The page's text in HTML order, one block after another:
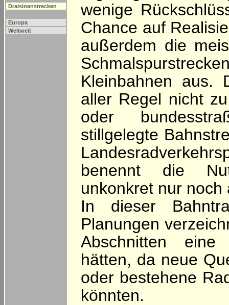
Draisinenstrecken
Europa
Weltweit
wenige
Chance auf
außerdem die
Kleinbahnen aus.
aller Regel nicht
oder
stillgelegte
benennt die
unkonkret nur
In dieser
Planungen
Abschnitten eine
hätten, da neue
oder bestehene
könnten.